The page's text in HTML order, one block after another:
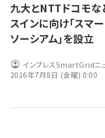
蓄電池 (403)
ペロブスカイト (340)
ngn (280)
九大とNTTドコモな
スインに向け「スマ
ソーシアム」を設立
インプレスSmartGridニ
2016年7月8日 (金曜) 0:00